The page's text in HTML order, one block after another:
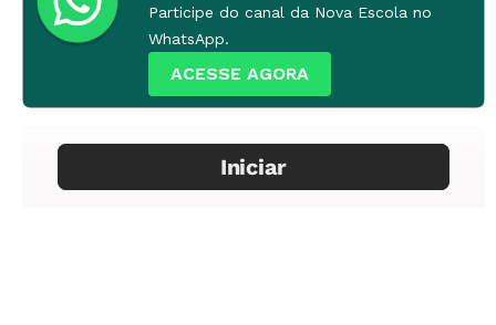
Participe do canal da Nova Escola no
WhatsApp.
ACESSE AGORA